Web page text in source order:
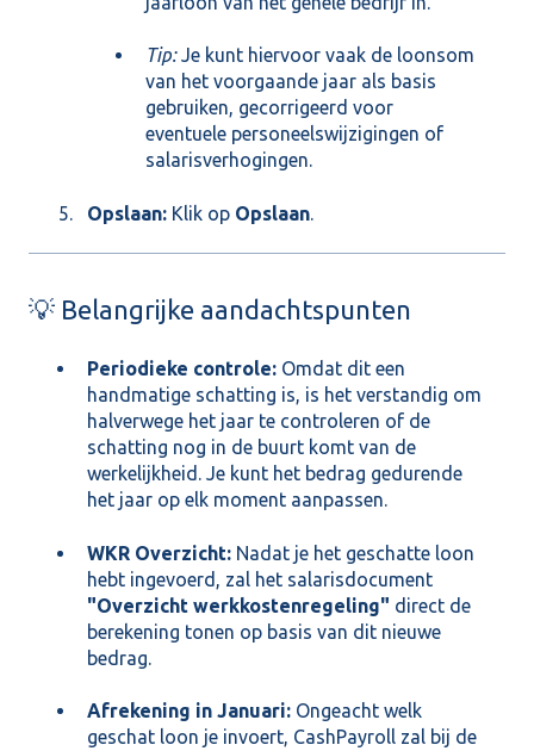
Tip:Je kunt hiervoor vaak de loonsom
van het voorgaande jaar als basis
gebruiken, gecorrigeerd voor
eventuele personeelswijzigingen of
salarisverhogingen.
Opslaan: Klik op Opslaan
💡 Belangrijke aandachtspunten
Periodieke controle: Omdat dit een
handmatige schatting is, is het verstandig om
halverwege het jaar te controleren of de
schatting nog in de buurt komt van de
werkelijkheid. Je kunt het bedrag gedurende
het jaar op elk moment aanpassen.
WKR Overzicht: Nadat je het geschatte loon
hebt ingevoerd, zal het salarisdocument
"Overzicht werkkostenregeling" direct de
berekening tonen op basis van dit nieuwe
bedrag.
Afrekening in Januari: Ongeacht welk
geschat loon je invoert, CashPayroll zal bij de